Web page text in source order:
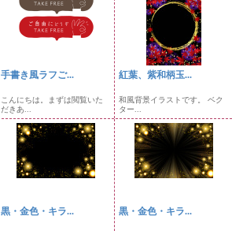
手書き風ラフご...
こんにちは。まずは閲覧いた
だきあ...
紅葉、紫和柄玉...
和風背景イラストです。 ベク
ター...
黒・金色・キラ... 黒・金色・キラ...